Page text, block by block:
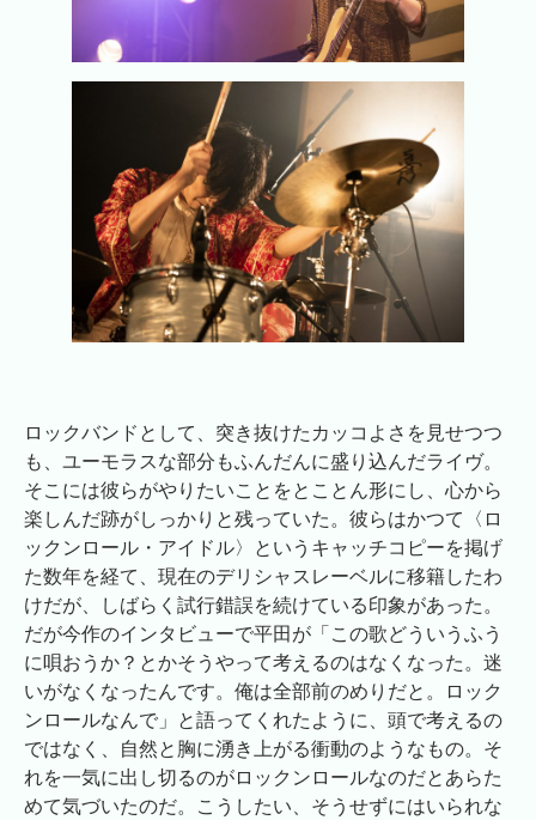
ロックバンドとして、突き抜けたカッコよさを見せつつ
も、ユーモラスな部分もふんだんに盛り込んだライヴ。
そこには彼らがやりたいことをとことん形にし、心から
楽しんだ跡がしっかりと残っていた。彼らはかつて〈ロ
ックンロール・アイドル〉というキャッチコピーを掲げ
た数年を経て、現在のデリシャスレーベルに移籍したわ
けだが、しばらく試行錯誤を続けている印象があった。
だが今作のインタビューで平田が「この歌どういうふう
に唄おうか？とかそうやって考えるのはなくなった。迷
いがなくなったんです。俺は全部前のめりだと。ロック
ンロールなんで」と語ってくれたように、頭で考えるの
ではなく、自然と胸に湧き上がる衝動のようなもの。そ
れを一気に出し切るのがロックンロールなのだとあらた
めて気づいたのだ。こうしたい、そうせずにはいられな